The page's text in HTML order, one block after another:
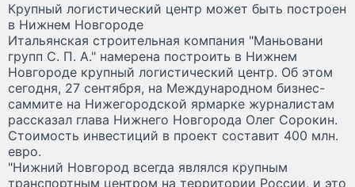
Крупный логистический центр может быть построен
в Нижнем Новгороде
Итальянская строительная компания "Маньовани
групп С. П. А." намерена построить в Нижнем
Новгороде крупный логистический центр. Об этом
сегодня, 27 сентября, на Международном бизнес-
саммите на Нижегородской ярмарке журналистам
рассказал глава Нижнего Новгорода Олег Сорокин.
Стоимость инвестиций в проект составит 400 млн.
евро.
"Нижний Новгород всегда являлся крупным
транспортным центром на территории России, и это